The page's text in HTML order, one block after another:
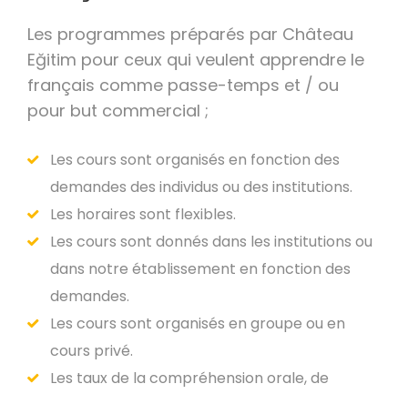
Les programmes préparés par Château
Eğitim pour ceux qui veulent apprendre le
français comme passe-temps et / ou
pour but commercial ;
Les cours sont organisés en fonction des
demandes des individus ou des institutions.
Les horaires sont flexibles.
Les cours sont donnés dans les institutions ou
dans notre établissement en fonction des
demandes.
Les cours sont organisés en groupe ou en
cours privé.
Les taux de la compréhension orale, de